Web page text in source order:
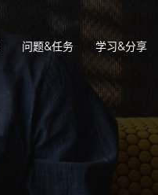
问题&任务 学习&分享